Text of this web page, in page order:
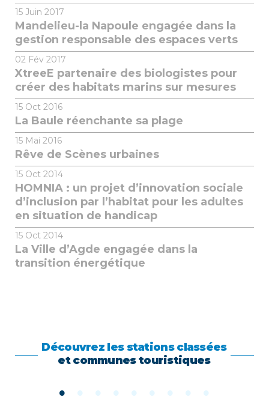
15 Juin 2017
Mandelieu-la Napoule engagée dans la
gestion responsable des espaces verts
02 Fév 2017
XtreeE partenaire des biologistes pour
créer des habitats marins sur mesures
15 Oct 2016
La Baule réenchante sa plage
15 Mai 2016
Rêve de Scènes urbaines
15 Oct 2014
HOMNIA : un projet d’innovation sociale
d’inclusion par l’habitat pour les adultes
en situation de handicap
15 Oct 2014
La Ville d’Agde engagée dans la
transition énergétique
Découvrez les stations classées
et communes touristiques